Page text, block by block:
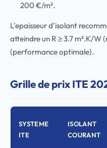
200 €/m².
L'epaisseur d'isolant
atteindre un R ≥ 3.7 m².K/W
(performance optimale).
Grille de prix ITE
SYSTEME
ITE
ISOLANT
COURANT